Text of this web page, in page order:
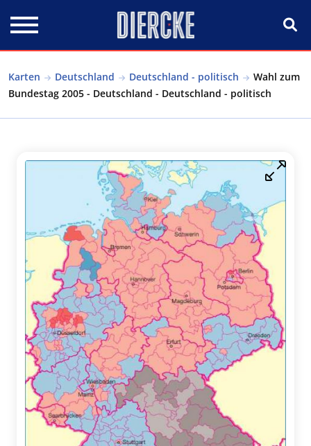
Karten Deutschland Deutschland - politisch
Wahl zum
Bundestag 2005 - Deutschland - Deutschland - politisch